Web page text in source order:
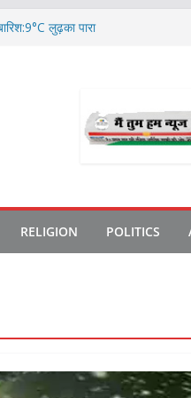
लुढ़का पारा
भाजपा नेता रिहा
प्रधान पद प्रत्याशी के समर्थकों के
RELIGION POLITICS